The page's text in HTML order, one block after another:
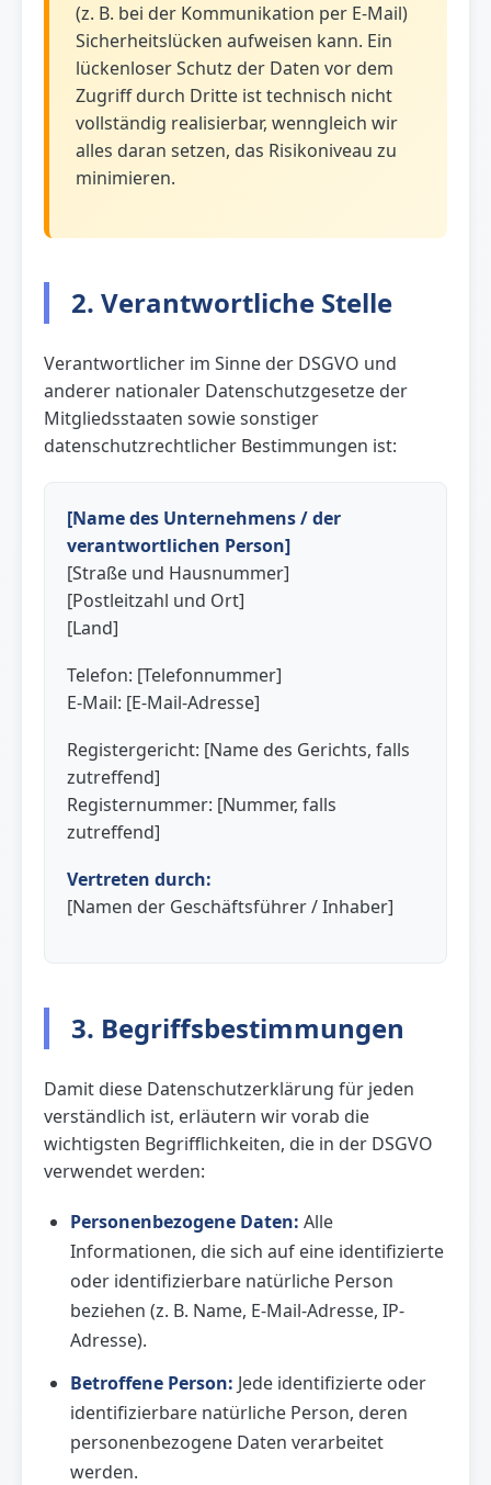
(z. B. bei der Kommunikation per E-Mail)
Sicherheitslücken aufweisen kann. Ein
lückenloser Schutz der Daten vor dem
Zugriff durch Dritte ist technisch nicht
vollständig realisierbar, wenngleich wir
alles daran setzen, das Risikoniveau zu
minimieren.
2. Verantwortliche Stelle
Verantwortlicher im Sinne der DSGVO und
anderer nationaler Datenschutzgesetze der
Mitgliedsstaaten sowie sonstiger
datenschutzrechtlicher Bestimmungen ist:
[Name des Unternehmens / der
verantwortlichen Person]
[Straße und Hausnummer]
[Postleitzahl und Ort]
[Land]
Telefon: [Telefonnummer]
E-Mail: [E-Mail-Adresse]
Registergericht: [Name des Gerichts, falls
zutreffend]
Registernummer: [Nummer, falls
zutreffend]
Vertreten durch:
[Namen der Geschäftsführer / Inhaber]
3. Begriffsbestimmungen
Damit diese Datenschutzerklärung für jeden
verständlich ist, erläutern wir vorab die
wichtigsten Begrifflichkeiten, die in der DSGVO
verwendet werden:
Personenbezogene Daten: Alle
Informationen, die sich auf eine identifizierte
oder identifizierbare natürliche Person
beziehen (z. B. Name, E-Mail-Adresse, IP-
Adresse).
Betroffene Person: Jede identifizierte oder
identifizierbare natürliche Person, deren
personenbezogene Daten verarbeitet
werden.